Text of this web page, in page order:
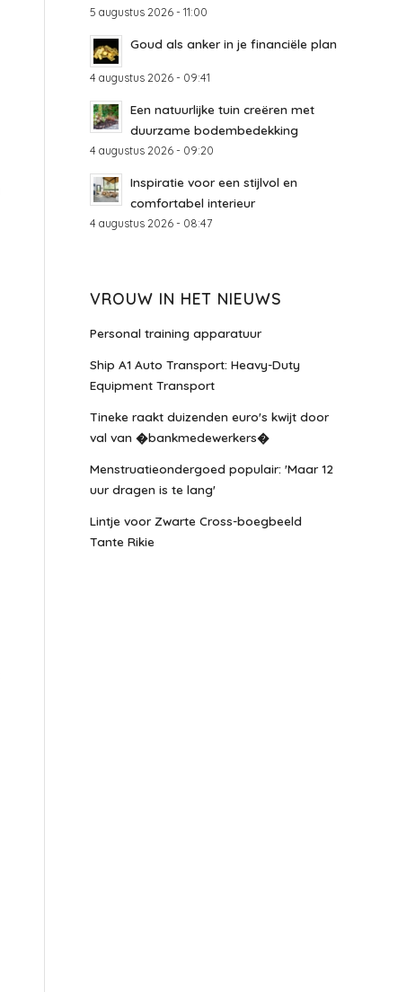
5 augustus 2026 - 11:00
Goud als anker in je financiële plan
4 augustus 2026 - 09:41
Een natuurlijke tuin creëren met
duurzame bodembedekking
4 augustus 2026 - 09:20
Inspiratie voor een stijlvol en
comfortabel interieur
4 augustus 2026 - 08:47
VROUW IN HET NIEUWS
Personal training apparatuur
Ship A1 Auto Transport: Heavy-Duty
Equipment Transport
Tineke raakt duizenden euro's kwijt door
val van �bankmedewerkers�
Menstruatieondergoed populair: 'Maar 12
uur dragen is te lang'
Lintje voor Zwarte Cross-boegbeeld
Tante Rikie